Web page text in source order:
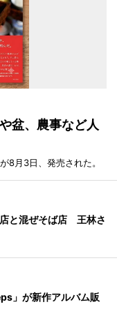
盆、農事など人
8月3日、発売された。
と混ぜそば店 王林さ
」が新作アルバム販